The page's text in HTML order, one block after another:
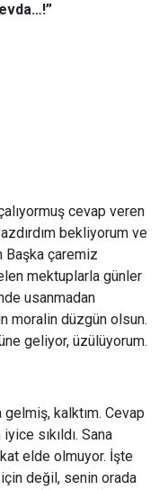
cevap veren
bekliyorum ve
Başka çaremiz
mektuplarla günler
usanmadan
moralin düzgün olsun.
geliyor, üzülüyorum.
kalktım. Cevap
sıkıldı. Sana
elde olmuyor. İşte
değil, senin orada